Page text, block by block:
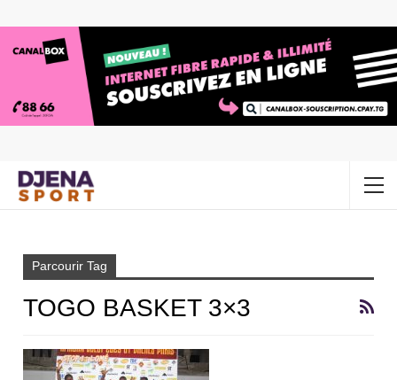
Parcourir Tag
TOGO BASKET 3×3